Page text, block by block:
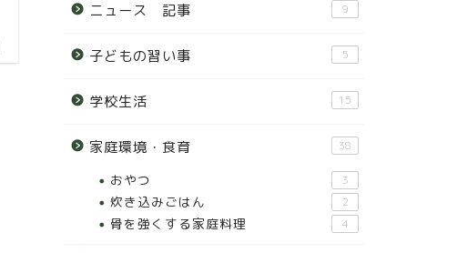
ニュース 記事 9
子どもの習い事 5
学校生活 15
家庭環境・食育 38
おやつ 3
炊き込みごはん 2
骨を強くする家庭料理 4